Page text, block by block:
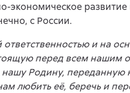
экономическое развитие
с России.
и на
перед всем нашим
нашу Родину,
любить её, беречь и